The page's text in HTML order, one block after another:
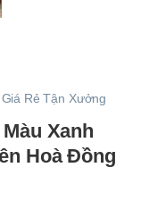
Rẻ Tận Xưởng
Xanh
Hoà Đồng